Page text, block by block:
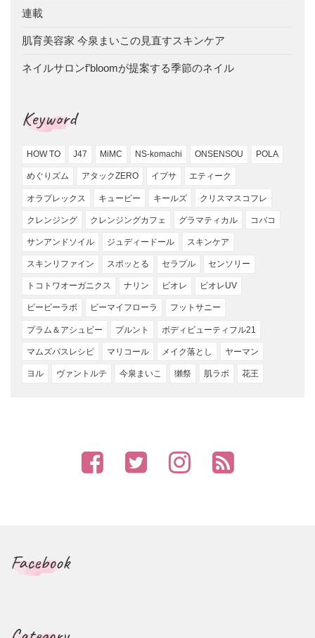
連載
肌育美容家 今泉まいこの見直すスキンケア
ネイルサロンf’bloomが提案する季節のネイル
Keyword
HOW TO J47 MiMC NS-komachi ONSENSOU POLA
めぐりズム アタックZERO イプサ エティーク
オラプレックス キューピー キールズ クリスマスコフレ
クレンジング クレンジングカフェ グラマティカル コバコ
サンアンドソイル ジュディードール スキンケア
スキンリファイン スポッとる セラプル センソリー
トコトワオーガニクス ナリン ビオレ ビオレUV
ビービーラボ ビーマイフローラ フットサニー
プラム＆アシュビー プルント ボディビューティフル21
マムズバスレシピ マリコール メイク落とし ヤーマン
ヨル ヴァントルテ 今泉まいこ 獺祭 肌ラボ 花王
Facebook